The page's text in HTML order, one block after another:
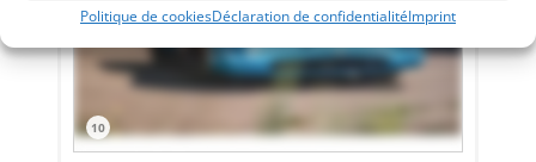
Politique de cookiesDéclaration de confidentialitéImprint
10